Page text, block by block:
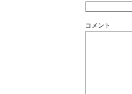
コメント